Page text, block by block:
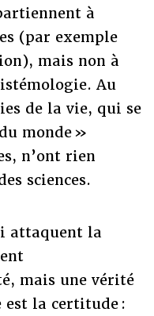
à
(par exemple
mais non à
Au
de la vie, qui se
monde »
n’ont rien
sciences.
attaquent la
mais une vérité
la certitude :